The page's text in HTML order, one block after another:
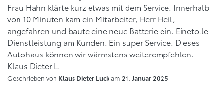
Frau Hahn klärte kurz etwas mit dem Service. Innerhalb
von 10 Minuten kam ein Mitarbeiter, Herr Heil,
angefahren und baute eine neue Batterie ein. Einetolle
Dienstleistung am Kunden. Ein super Service. Dieses
Autohaus können wir wärmstens weiterempfehlen.
Klaus Dieter L.
Geschrieben von Klaus Dieter Luckam 21. Januar 2025